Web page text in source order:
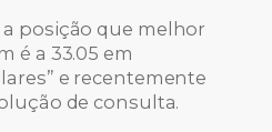
a posição que melhor
é a 33.05 em
e recentemente
de consulta.